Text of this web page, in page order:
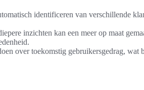
identificeren van verschillende
inzichten kan een meer op maat
over toekomstig gebruikersgedrag, wat